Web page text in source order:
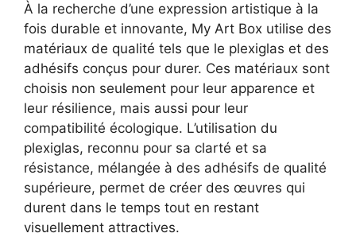
À la recherche d’une expression artistique à la
fois durable et innovante, My Art Box utilise des
matériaux de qualité tels que le plexiglas et des
adhésifs conçus pour durer. Ces matériaux sont
choisis non seulement pour leur apparence et
leur résilience, mais aussi pour leur
compatibilité écologique. L’utilisation du
plexiglas, reconnu pour sa clarté et sa
résistance, mélangée à des adhésifs de qualité
supérieure, permet de créer des œuvres qui
durent dans le temps tout en restant
visuellement attractives.